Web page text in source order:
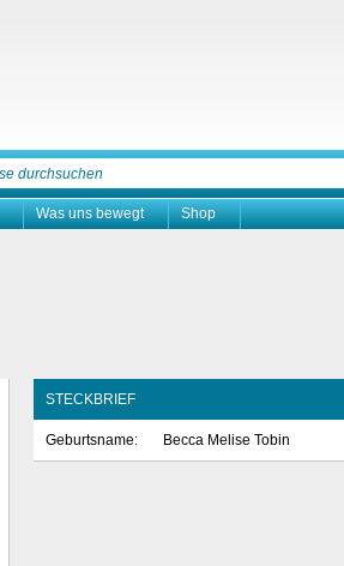
Was uns bewegt Shop
STECKBRIEF
Geburtsname: Becca Melise Tobin